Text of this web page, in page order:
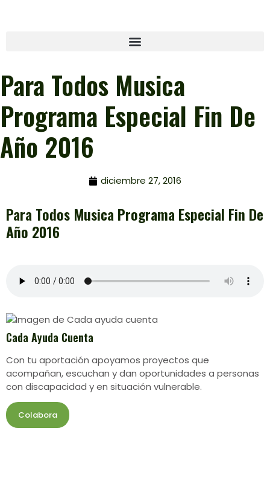
Para Todos Musica
Programa Especial Fin De
Año 2016
diciembre 27, 2016
Para Todos Musica Programa Especial Fin De
Año 2016
Cada Ayuda Cuenta
Con tu aportación apoyamos proyectos que
acompañan, escuchan y dan oportunidades a personas
con discapacidad y en situación vulnerable.
Colabora